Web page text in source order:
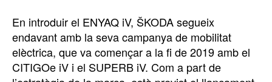
En introduir el ENYAQ iV, ŠKODA segueix
endavant amb la seva campanya de mobilitat
elèctrica, que va començar a la fi de 2019 amb el
CITIGOe iV i el SUPERB iV. Com a part de